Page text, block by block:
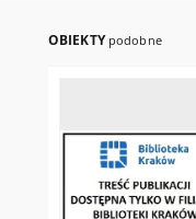
OBIEKTY podobne